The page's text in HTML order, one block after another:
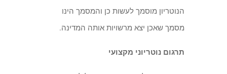
הנוטריון מוסמך לעשות כן והמסמך הינו
מסמך שאכן יצא מרשויות אותה המדינה.
תרגום נוטריוני מקצועי